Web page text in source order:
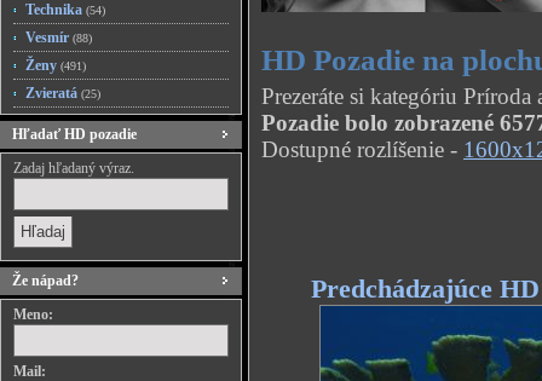
Technika (54)
Vesmír (88)
Ženy (491)
Zvieratá (25)
Hľadať HD pozadie
Zadaj hľadaný výraz.
Že nápad?
Meno:
Mail:
HD Pozadie na
Prezeráte si kategóriu
Pozadie bolo zobrazené
Dostupné rozlíšenie -
Predchádzajúce